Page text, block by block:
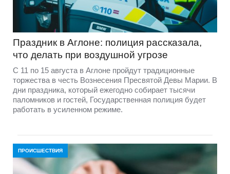
Праздник в Аглоне: полиция рассказала,
что делать при воздушной угрозе
С 11 по 15 августа в Аглоне пройдут традиционные
торжества в честь Вознесения Пресвятой Девы Марии. В
дни праздника, который ежегодно собирает тысячи
паломников и гостей, Государственная полиция будет
работать в усиленном режиме.
ПРОИСШЕСТВИЯ